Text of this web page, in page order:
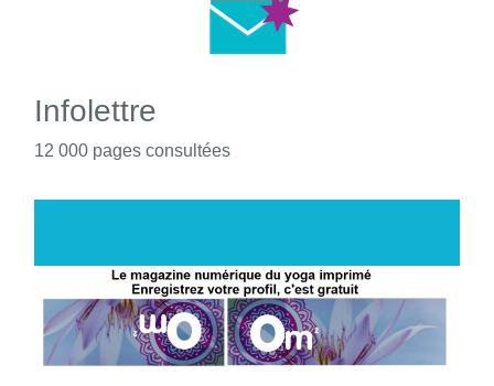
Infolettre
12 000 pages consultées